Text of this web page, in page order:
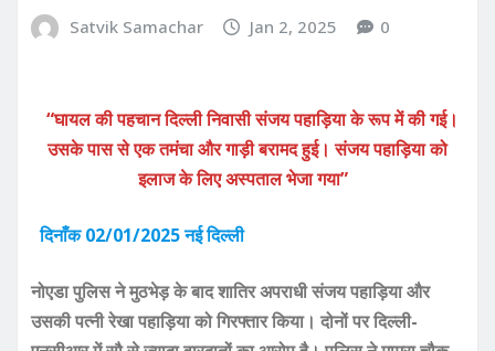
Satvik Samachar Jan 2, 2025 0
“घायल की पहचान दिल्ली निवासी संजय पहाड़िया के रूप में की गई।
उसके पास से एक तमंचा और गाड़ी बरामद हुई। संजय पहाड़िया को
इलाज के लिए अस्पताल भेजा गया”
दिनाँक 02/01/2025 नई दिल्ली
नोएडा पुलिस ने मुठभेड़ के बाद शातिर अपराधी संजय पहाड़िया और
उसकी पत्नी रेखा पहाड़िया को गिरफ्तार किया। दोनों पर दिल्ली-